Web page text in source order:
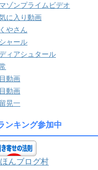
ゾンプライムビデオ
に入り動画
やさん
ャール
ィアシュタール
動画
動画
晃一
ンキング参加中
んブログ村